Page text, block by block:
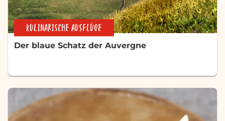
KULINARISCHE AUSFLÜGE
Der blaue Schatz der Auvergne